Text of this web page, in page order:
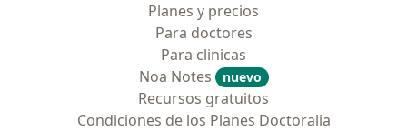
Planes y precios
Para doctores
Para clinicas
Noa Notes
nuevo
Recursos gratuitos
Condiciones de los Planes Doctoralia